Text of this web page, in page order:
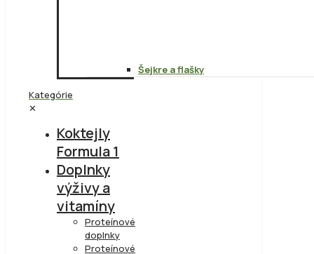
Šejkre a flašky
Kategórie
✕
Koktejly
Formula 1
Doplnky
výživy a
vitamíny
Proteínové
doplnky
Proteínové